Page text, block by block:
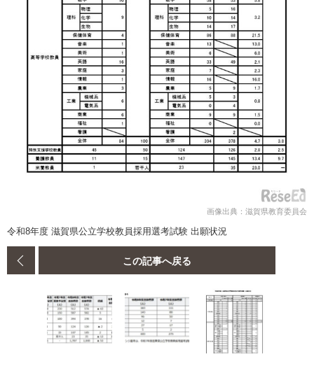
画像出典：滋賀県教育委員会
令和8年度 滋賀県公立学校教員採用選考試験 出願状況
この記事へ戻る